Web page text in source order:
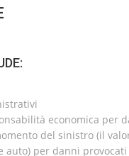
economica per
del sinistro (il
auto) per danni provocati